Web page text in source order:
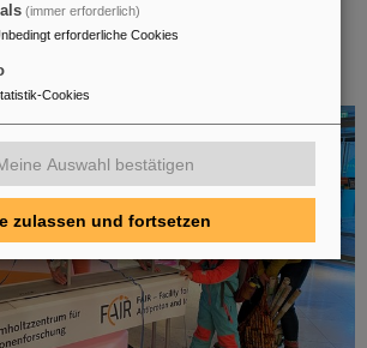
feiert Geburtstag – GSI/FAIR
im Luisencenter in Darmstadt
(immer erforderlich)
erforderliche Cookies
Cookies
Auswahl bestätigen
zulassen und fortsetzen